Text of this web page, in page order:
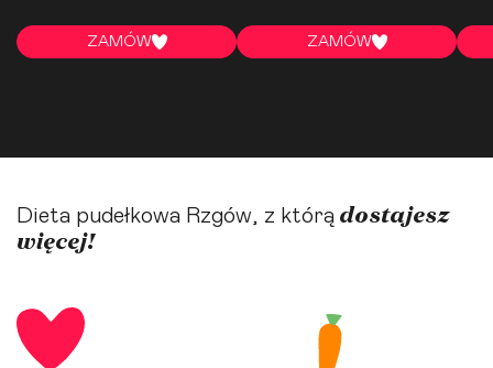
ZAMÓW ZAMÓW
Dieta pudełkowa Rzgów, z którą dostajesz
więcej!